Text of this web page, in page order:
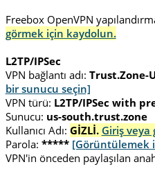
Freebox OpenVPN
görmek için kaydolun.
L2TP/IPSec
VPN bağlantı adı: Trust.Zone-
bir sunucu seçin]
VPN türü: L2TP/IPSec with
Sunucu: us-south.trust.zone
Kullanıcı Adı: GİZLİ. Giriş
Parola: ***** [Görüntülemek
VPN'in önceden paylaşılan